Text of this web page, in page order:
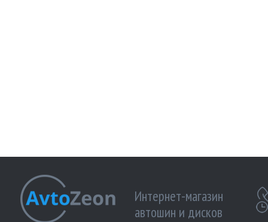
Интернет-магазин
автошин и дисков